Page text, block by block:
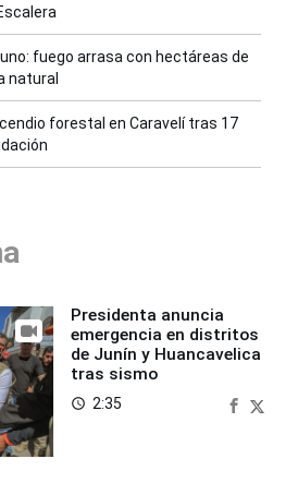
fuego arrasa con hectáreas de
natural
forestal en Caravelí tras 17
Presidenta anuncia
emergencia en distritos
de Junín y Huancavelica
tras sismo
access_time 2:35